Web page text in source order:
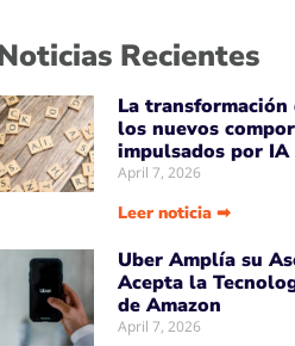
Recientes
los nuevos
impulsados por IA
April 7, 2026